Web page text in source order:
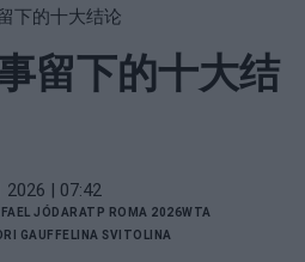
下的十大结论
留下的十大结
2026 | 07:42
JÓDARATP ROMA 2026WTA
GAUFF ELINA SVITOLINA